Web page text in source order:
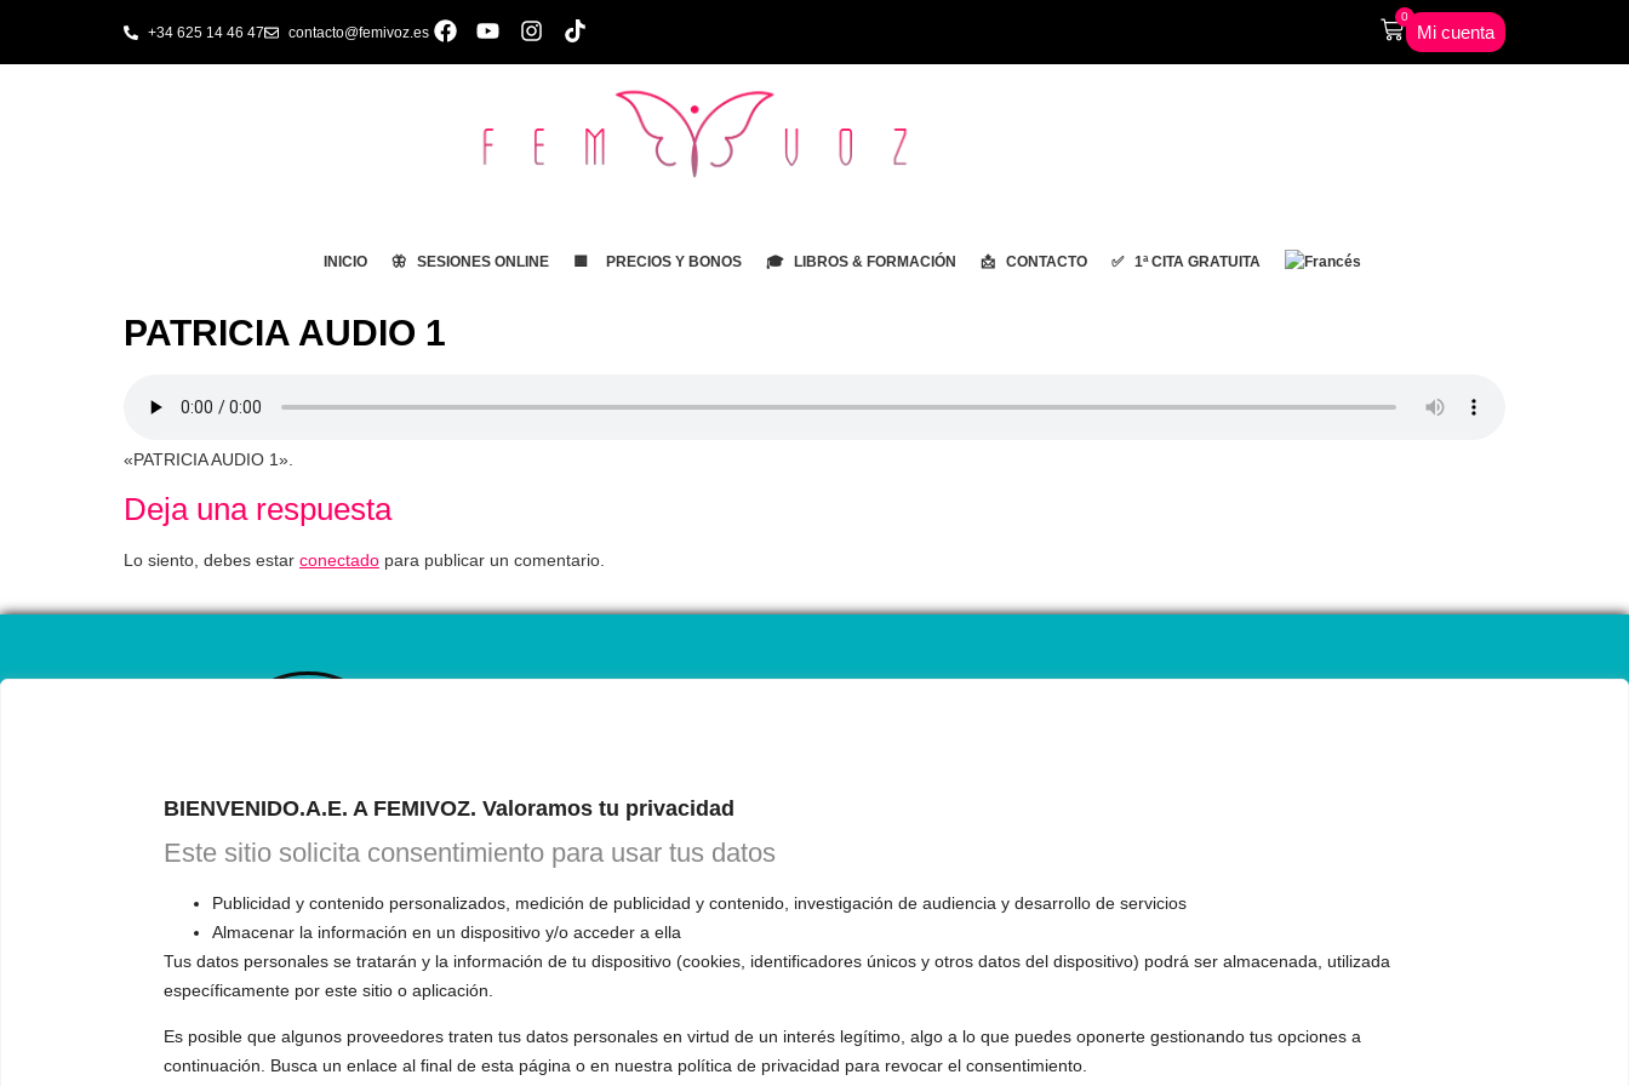
BIENVENIDO.A.E. A FEMIVOZ. Valoramos tu privacidad
Este sitio solicita consentimiento para usar tus datos
Publicidad y contenido personalizados, medición de publicidad y contenido, investigación de audiencia y desarrollo de servicios
Almacenar la información en un dispositivo y/o acceder a ella
Tus datos personales se tratarán y la información de tu dispositivo (cookies, identificadores únicos y otros datos del dispositivo) podrá ser almacenada, utilizada
específicamente por este sitio o aplicación.
Es posible que algunos proveedores traten tus datos personales en virtud de un interés legítimo, algo a lo que puedes oponerte gestionando tus opciones a
continuación. Busca un enlace al final de esta página o en nuestra política de privacidad para revocar el consentimiento.
+34 625 14 46 47 contacto@femivoz.es
0
Mi cuenta
INICIO 🦋 SESIONES ONLINE 🟨 PRECIOS Y BONOS 🎓 LIBROS & FORMACIÓN 📩 CONTACTO ✅ 1ª CITA GRATUITA
PATRICIA AUDIO 1
«PATRICIA AUDIO 1».
Deja una respuesta
Lo siento, debes estar conectado para publicar un comentario.
CALENDARIO
RESERVA TU 1ª CITA GRATUITA con Mariela
Astudillo. En esta primera cita, evaluará tu voz, te
responderá a todas tus preguntas.
INFORMACIÓN VOCES LGBTQIA+ 🏳️‍🌈 OTRAS SESIONES